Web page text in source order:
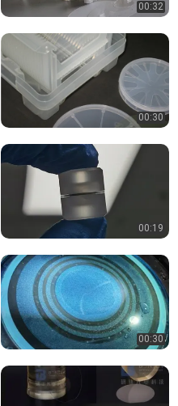
00:32
00:30
00:19
00:30